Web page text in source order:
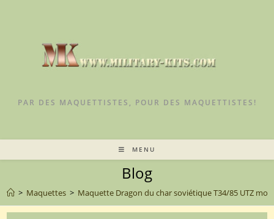
PAR DES MAQUETTISTES, POUR DES MAQUETTISTES!
MENU
Blog
> Maquettes > Maquette Dragon du char soviétique T34/85 UTZ